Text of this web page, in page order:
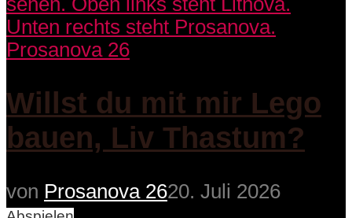
Prosanova 26
Willst du mit mir Lego
bauen, Liv Thastum?
von Prosanova 2620. Juli 2026